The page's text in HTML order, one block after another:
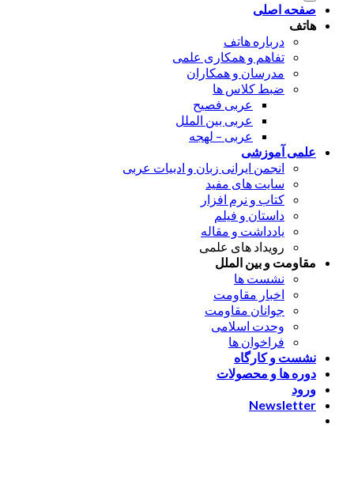
صفحه اصلی
هاتف
درباره هاتف
تفاهم و همکاری علمی
مدرسان و همکاران
ضبط کلاس ها
عربی فصیح
عربی بین الملل
عربی – لهجه
علمی آموزشی
انجمن ایرانی زبان و ادبیات عربی
سایت های مفید
کتاب و نرم افزار
داستان و فیلم
یادداشت و مقاله
رویداد های علمی
مقاومت و بین الملل
نشست ها
اخبار مقاومت
جوانان مقاومت
وحدت اسلامی
فراخوان ها
نشست و کارگاه
دوره ها و محصولات
ورود
Newsletter